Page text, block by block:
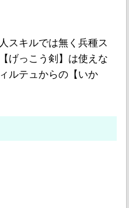
スキルでは無く兵種ス
げっこう剣】は使えな
ルテュからの【いか